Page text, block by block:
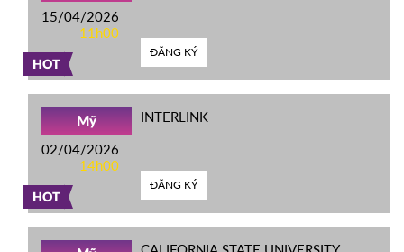
HOT
15/04/2026
11h00
ĐĂNG KÝ
HOT
Mỹ
02/04/2026
14h00
INTERLINK
ĐĂNG KÝ